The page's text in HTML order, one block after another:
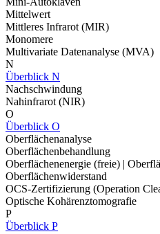
Mittelwert
Mittleres Infrarot (MIR)
Monomere
Multivariate Datenanalyse (MVA)
N
Überblick N
Nachschwindung
Nahinfrarot (NIR)
O
Überblick O
Oberflächenanalyse
Oberflächenbehandlung
Oberflächenenergie (freie) |
Oberflächenwiderstand
OCS-Zertifizierung (Operation
Optische Kohärenztomografie
P
Überblick P